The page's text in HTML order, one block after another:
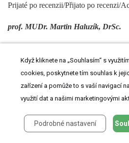
Prijaté po recenzii/Přijato po recenzi/
prof. MUDr. Martin Haluzík, DrSc.
www.ikem.cz
Když kliknete na „Souhlasím“ s
cookies, poskytnete tím souhlas k
zařízení a pomůže to s vaší navigací
využití dat a našimi marketingovými
Podrobné nastavení